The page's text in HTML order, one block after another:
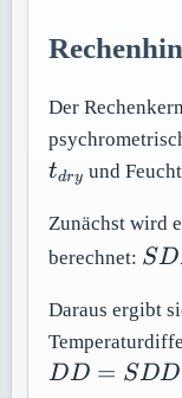
Der
tdry und
Zunächst wird
berechnet: SD
Daraus ergibt
DD = SDD